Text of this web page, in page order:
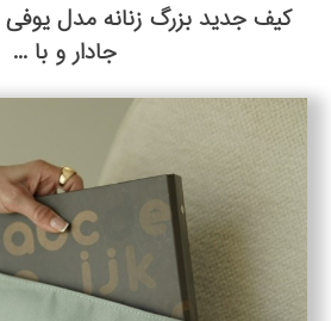
کیف جدید بزرگ زنانه مدل
جادار و با ...